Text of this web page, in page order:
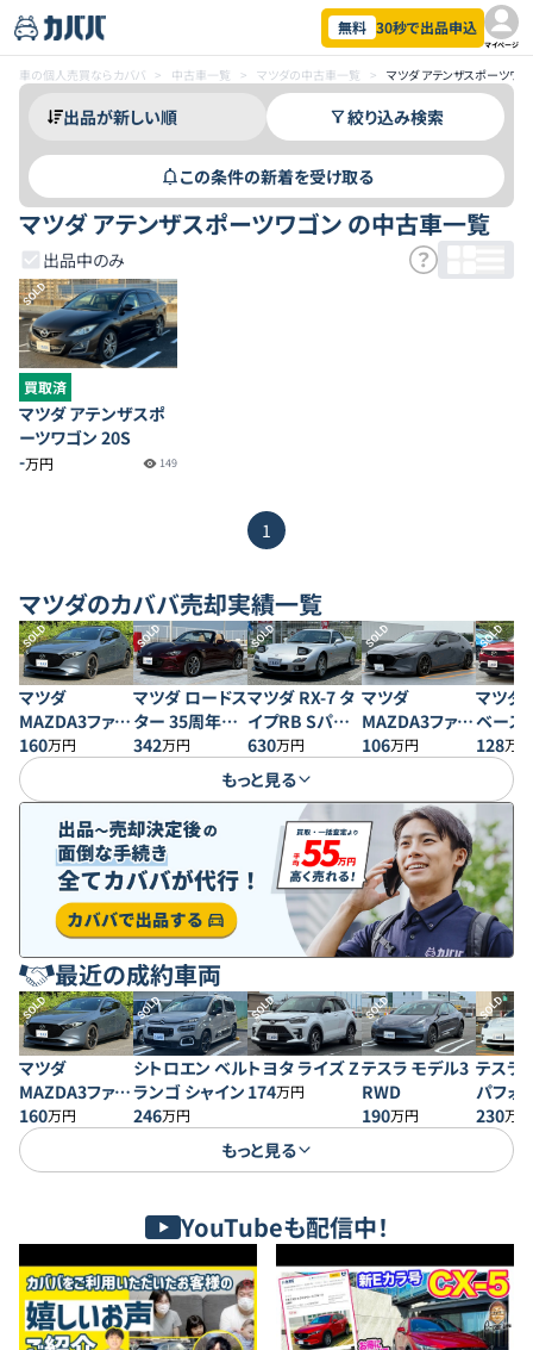
無料 30秒で出品申込
マイページ
車の個人売買ならカババ > 中古車一覧 > マツダの中古車一覧 > マツダ アテンザスポーツワ
絞り込み検索
この条件の新着を受け取る
マツダ アテンザスポーツワゴン の中古車一覧
出品中のみ
SOLD
買取済
マツダ アテンザスポ
ーツワゴン 20S
-万円 149
1
マツダのカババ売却実績一覧
SOLD
マツダ
MAZDA3ファス
トバック 20S プ
ロアクティブ
160万円
SOLD
マツダ ロードス
ター 35周年記
念車
342万円
SOLD
マツダ RX-7 タ
イプRB Sパッ
ケージ
630万円
SOLD
マツダ
MAZDA3ファス
トバック XD バ
106万円
SOLD
マツダ
ベース
128万円
もっと見る
最近の成約車両
SOLD
マツダ
MAZDA3ファス
トバック 20S プ
ロアクティブ
160万円
SOLD
シトロエン ベル
ランゴ シャイン
246万円
SOLD
トヨタ ライズ Z
174万円
SOLD
テスラ モデル3
RWD
190万円
SOLD
テスラ
パフォ
230万円
もっと見る
YouTubeも配信中！